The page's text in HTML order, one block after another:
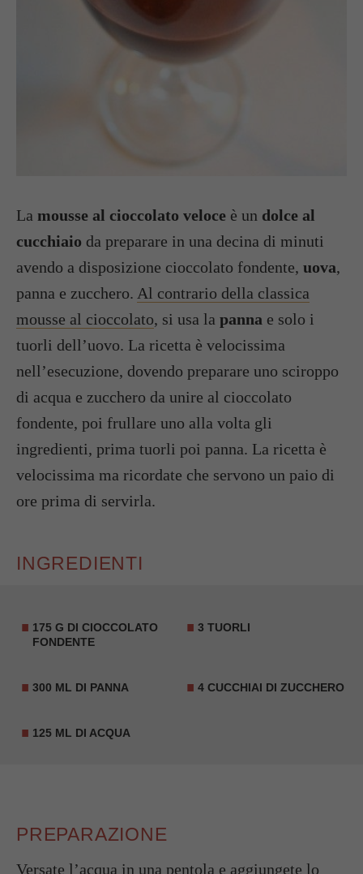
La mousse al cioccolato veloce è un dolce al
cucchiaio da preparare in una decina di minuti
avendo a disposizione cioccolato fondente, uova,
panna e zucchero. Al contrario della classica
mousse al cioccolato, si usa la panna e solo i
tuorli dell’uovo. La ricetta è velocissima
nell’esecuzione, dovendo preparare uno sciroppo
di acqua e zucchero da unire al cioccolato
fondente, poi frullare uno alla volta gli
ingredienti, prima tuorli poi panna. La ricetta è
velocissima ma ricordate che servono un paio di
ore prima di servirla.
INGREDIENTI
175 G DI CIOCCOLATO
FONDENTE
3 TUORLI
300 ML DI PANNA 4 CUCCHIAI DI ZUCCHERO
125 ML DI ACQUA
PREPARAZIONE
Versate l’acqua in una pentola e aggiungete lo